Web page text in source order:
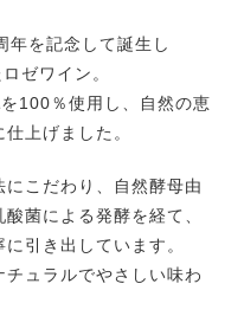
年を記念して誕生し
ゼワイン。
100％使用し、自然の恵
上げました。
こだわり、自然酵母由
菌による発酵を経て、
引き出しています。
ュラルでやさしい味わ